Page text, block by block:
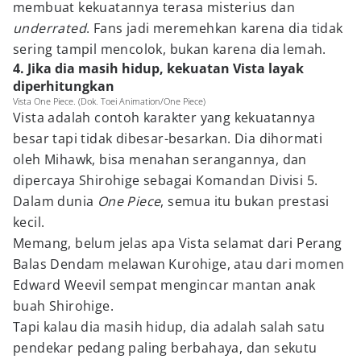
membuat kekuatannya terasa misterius dan
underrated. Fans jadi meremehkan karena dia tidak
sering tampil mencolok, bukan karena dia lemah.
4. Jika dia masih hidup, kekuatan Vista layak
diperhitungkan
Vista One Piece. (Dok. Toei Animation/One Piece)
Vista adalah contoh karakter yang kekuatannya
besar tapi tidak dibesar-besarkan. Dia dihormati
oleh Mihawk, bisa menahan serangannya, dan
dipercaya Shirohige sebagai Komandan Divisi 5.
Dalam dunia One Piece, semua itu bukan prestasi
kecil.
Memang, belum jelas apa Vista selamat dari Perang
Balas Dendam melawan Kurohige, atau dari momen
Edward Weevil sempat mengincar mantan anak
buah Shirohige.
Tapi kalau dia masih hidup, dia adalah salah satu
pendekar pedang paling berbahaya, dan sekutu